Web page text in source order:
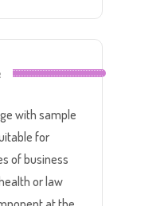
with sample
for
of business
or law